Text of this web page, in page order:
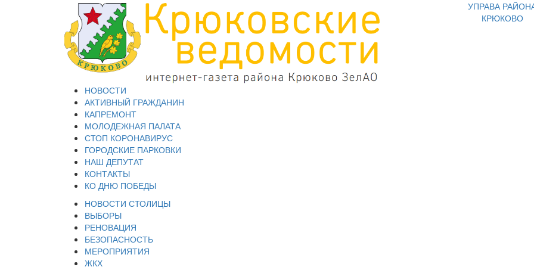
УПРАВА
КРЮКОВО
НОВОСТИ
АКТИВНЫЙ ГРАЖДАНИН
КАПРЕМОНТ
МОЛОДЕЖНАЯ ПАЛАТА
СТОП КОРОНАВИРУС
ГОРОДСКИЕ ПАРКОВКИ
НАШ ДЕПУТАТ
КОНТАКТЫ
КО ДНЮ ПОБЕДЫ
НОВОСТИ СТОЛИЦЫ
ВЫБОРЫ
РЕНОВАЦИЯ
БЕЗОПАСНОСТЬ
МЕРОПРИЯТИЯ
ЖКХ